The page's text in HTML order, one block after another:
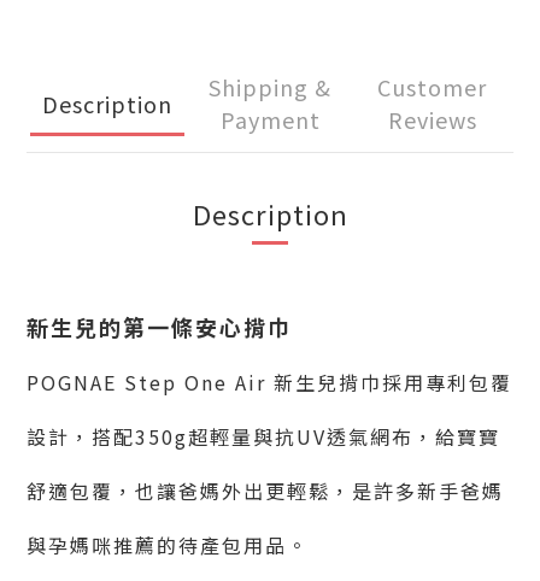
Description
Shipping &
Payment
Customer
Reviews
Description
新生兒的第一條安心揹巾
POGNAE Step One Air 新生兒揹巾採用專利包覆
設計，搭配350g超輕量與抗UV透氣網布，給寶寶
舒適包覆，也讓爸媽外出更輕鬆，是許多新手爸媽
與孕媽咪推薦的待產包用品。